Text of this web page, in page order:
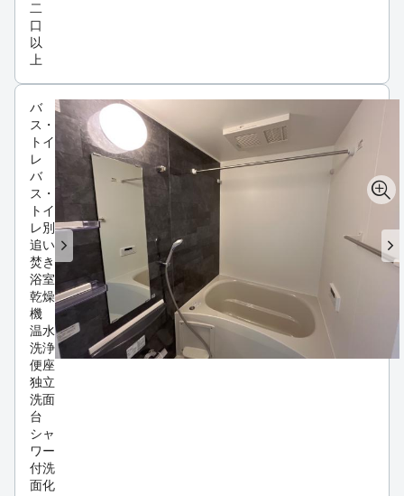
二
口
以
上
バ
ス・
トイ
レ
バ
ス・
トイ
レ別
追い
焚き
浴室
乾燥
機
温水
洗浄
便座
独立
洗面
台
シャ
ワー
付洗
面化